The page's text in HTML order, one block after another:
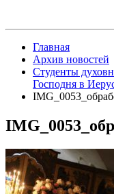
Главная
Архив новостей
Студенты
Господня в